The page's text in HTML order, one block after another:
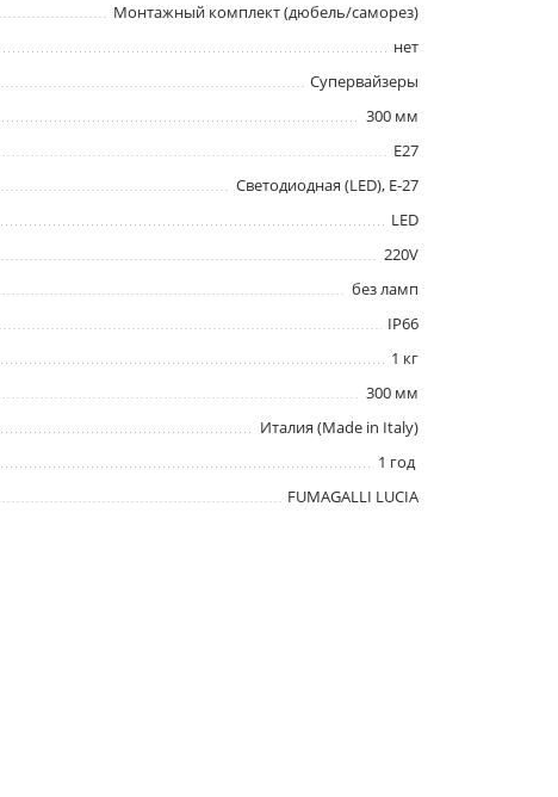
Монтажный комплект (дюбель/саморез)
нет
Супервайзеры
300 мм
E27
Светодиодная (LED), Е-27
LED
220V
без ламп
IP66
1 кг
300 мм
Италия (Made in Italy)
1 год
FUMAGALLI LUCIA